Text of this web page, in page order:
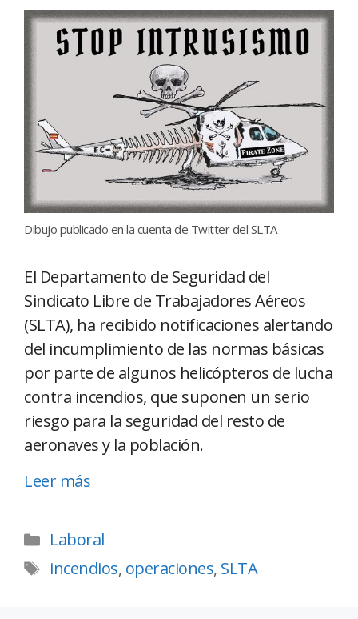
Dibujo publicado en la cuenta de Twitter del SLTA
El Departamento de Seguridad del
Sindicato Libre de Trabajadores Aéreos
(SLTA), ha recibido notificaciones alertando
del incumplimiento de las normas básicas
por parte de algunos helicópteros de lucha
contra incendios, que suponen un serio
riesgo para la seguridad del resto de
aeronaves y la población.
Leer más
Laboral
incendios, operaciones, SLTA